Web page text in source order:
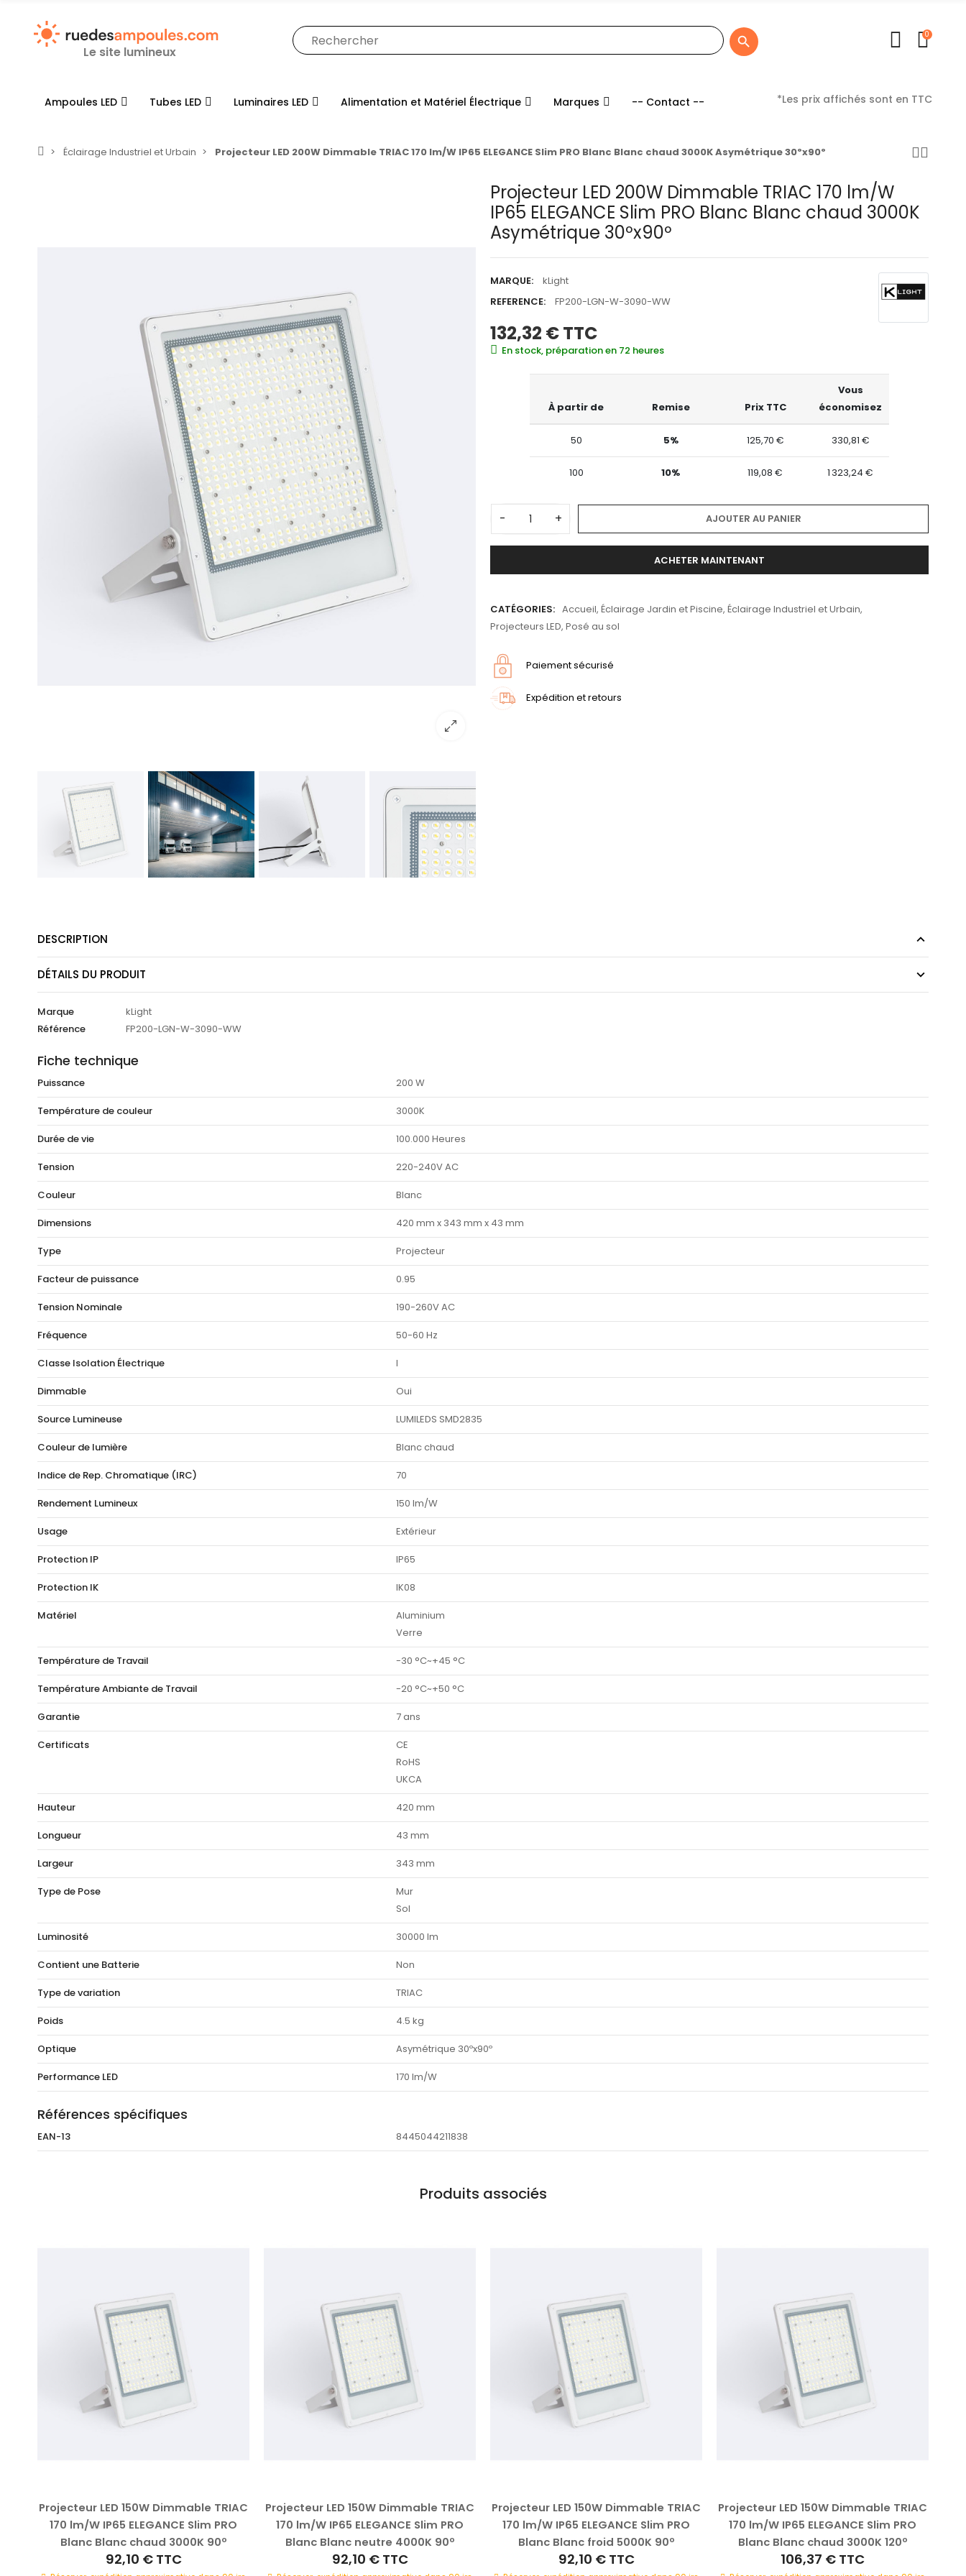
Le site lumineux

0
Ampoules LED Tubes LED Luminaires LED Alimentation et Matériel Électrique Marques -- Contact -- *Les prix affichés sont en TTC
Éclairage Industriel et Urbain Projecteur LED 200W Dimmable TRIAC 170 lm/W IP65 ELEGANCE Slim PRO Blanc Blanc chaud 3000K Asymétrique 30ºx90º
Projecteur LED 200W Dimmable TRIAC 170 lm/W
IP65 ELEGANCE Slim PRO Blanc Blanc chaud 3000K
Asymétrique 30ºx90º
MARQUE:
kLight
REFERENCE:
FP200-LGN-W-3090-WW
132,32 €TTC
En stock, préparation en 72 heures
À partir de Remise Prix TTC
Vous
économisez
50 5% 125,70 € 330,81 €
100 10% 119,08 € 1 323,24 €
- + AJOUTER AU PANIER
ACHETER MAINTENANT
CATÉGORIES: Accueil, Éclairage Jardin et Piscine, Éclairage Industriel et Urbain,
Projecteurs LED, Posé au sol
Paiement sécurisé
Expédition et retours
DESCRIPTION
DÉTAILS DU PRODUIT
Marque
kLight
Référence
FP200-LGN-W-3090-WW
Fiche technique
Puissance 200 W
Température de couleur 3000K
Durée de vie 100.000 Heures
Tension 220-240V AC
Couleur Blanc
Dimensions 420 mm x 343 mm x 43 mm
Type Projecteur
Facteur de puissance 0.95
Tension Nominale 190-260V AC
Fréquence 50-60 Hz
Classe Isolation Électrique I
Dimmable Oui
Source Lumineuse LUMILEDS SMD2835
Couleur de lumière Blanc chaud
Indice de Rep. Chromatique (IRC) 70
Rendement Lumineux 150 lm/W
Usage Extérieur
Protection IP IP65
Protection IK IK08
Matériel
Aluminium
Verre
Température de Travail -30 °C~+45 °C
Température Ambiante de Travail -20 °C~+50 °C
Garantie 7 ans
Certificats
CE
RoHS
UKCA
Hauteur 420 mm
Longueur 43 mm
Largeur 343 mm
Type de Pose
Mur
Sol
Luminosité 30000 lm
Contient une Batterie Non
Type de variation TRIAC
Poids 4.5 kg
Optique Asymétrique 30ºx90º
Performance LED 170 lm/W
Références spécifiques
EAN-13 8445044211838
Produits associés
Projecteur LED 150W Dimmable TRIAC
170 lm/W IP65 ELEGANCE Slim PRO
Blanc Blanc chaud 3000K 90º
92,10 € TTC
Projecteur LED 150W Dimmable TRIAC
170 lm/W IP65 ELEGANCE Slim PRO
Blanc Blanc neutre 4000K 90º
92,10 € TTC
Projecteur LED 150W Dimmable TRIAC
170 lm/W IP65 ELEGANCE Slim PRO
Blanc Blanc froid 5000K 90º
92,10 € TTC
Projecteur LED 150W Dimmable TRIAC
170 lm/W IP65 ELEGANCE Slim PRO
Blanc Blanc chaud 3000K 120º
106,37 € TTC